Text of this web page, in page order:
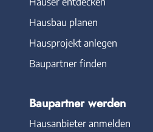
Hausbau planen
Hausprojekt anlegen
Baupartner finden
Baupartner werden
Hausanbieter anmelden